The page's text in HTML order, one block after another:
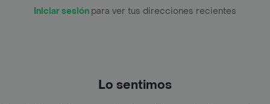
Iniciar sesión para ver tus direcciones recientes
Lo sentimos